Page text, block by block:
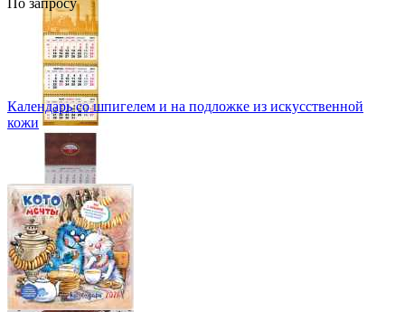
Календарь со шпигелем и на подложке из искусственной
кожи